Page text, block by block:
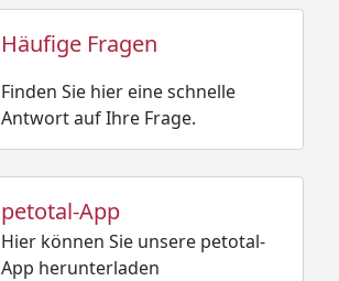
Häufige Fragen
Finden Sie hier eine schnelle
Antwort auf Ihre Frage.
petotal-App
Hier können Sie unsere petotal-
App herunterladen